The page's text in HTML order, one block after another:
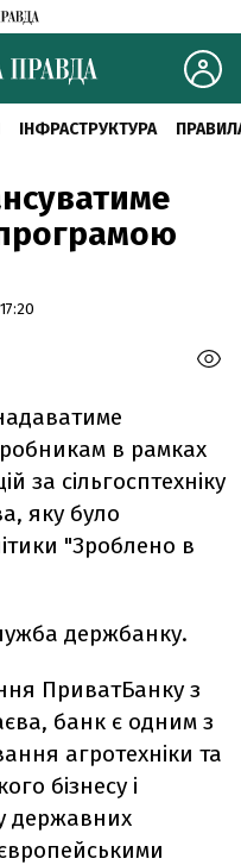
ІНФРАСТРУКТУРА
в рамках
за сільгосптехніку
яку було
"Зроблено в
держбанку.
ПриватБанку з
банк є одним з
агротехніки та
бізнесу і
державних